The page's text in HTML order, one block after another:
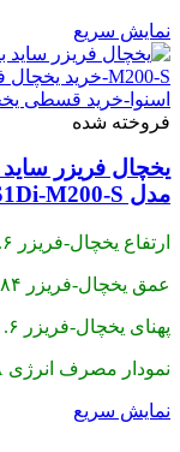
نمایش سریع
فروخته شده
مدل S1Di-M200-S
ارتفاع یخچال-فریزر ۱۸۱.۶ سانتی‌متر
عمق یخچال-فریزر ۸۴ سانتی‌متر
پهنای یخچال-فریزر ۹۱.۶ سانتی‌متر
نمودار مصرف انرژی A+
نمایش سریع